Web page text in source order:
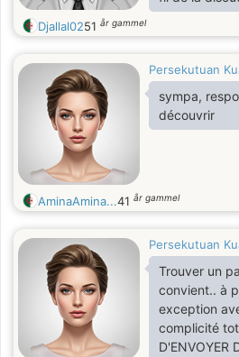
Djallal0251 år gammel
Persekutuan
sympa,
découvrir
AminaAmina...41 år gammel
Persekutuan
Trouver un
convient.. à
exception
complicité
D'ENVOYER